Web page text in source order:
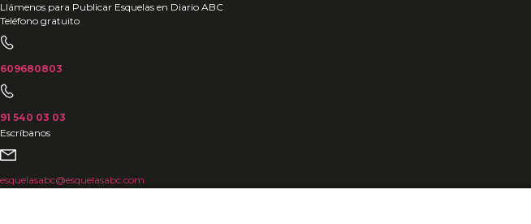
Ir
al
contenido
Llámenos para Publicar Esquelas en Diario ABC
Teléfono gratuito
609680803
91 540 03 03
Escríbanos
esquelasabc@esquelasabc.com